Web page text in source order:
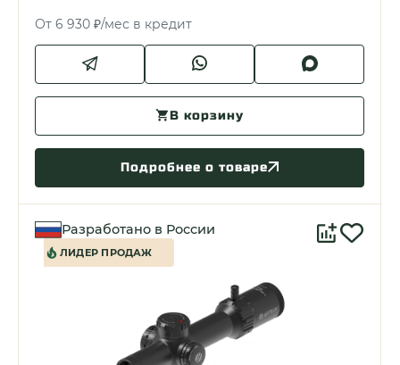
От 6 930 ₽/мес в кредит
В корзину
Подробнее о товаре
Разработано в России
ЛИДЕР ПРОДАЖ